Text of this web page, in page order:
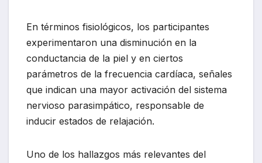
En términos fisiológicos, los participantes
experimentaron una disminución en la
conductancia de la piel y en ciertos
parámetros de la frecuencia cardíaca, señales
que indican una mayor activación del sistema
nervioso parasimpático, responsable de
inducir estados de relajación.
Uno de los hallazgos más relevantes del